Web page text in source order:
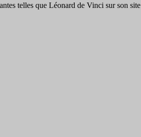
telles que Léonard de Vinci sur son site